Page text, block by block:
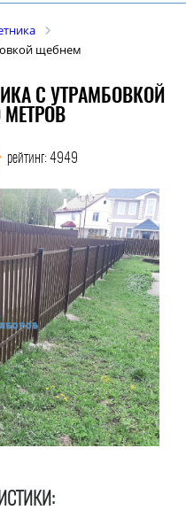
щебнем
С УТРАМБОВКОЙ
МЕТРОВ
рейтинг: 4949